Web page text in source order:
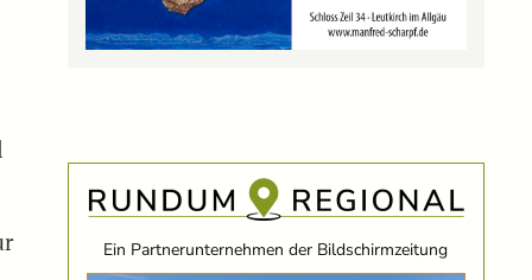
Ein Partnerunternehmen der Bildschirmzeitung